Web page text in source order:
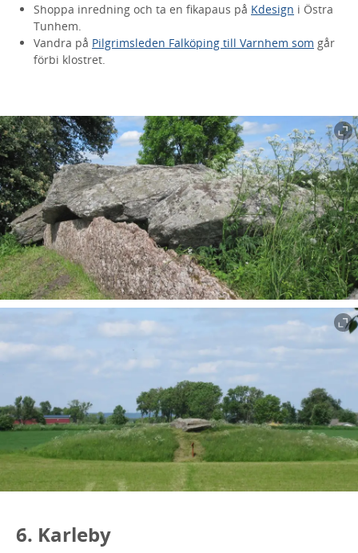
Shoppa inredning och ta en fikapaus på Kdesign i Östra
Tunhem.
Vandra på Pilgrimsleden Falköping till Varnhem som går
förbi klostret.
6. Karleby